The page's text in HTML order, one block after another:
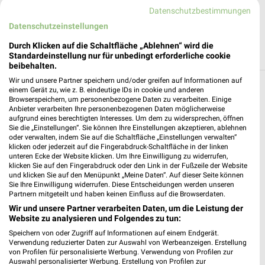
JETZT LADEN UND SPAREN!
Filialen in der Umgebung
3 Filialen
Blume 2000 Hamburg
Eppendorfer Landstraße 76
20249 Hamburg
Heute 08:00 - 20:00 Uhr | Geschlossen
0,69 km
Blume 2000 Hamburg
Hoheluftchaussee 85
Datenschutzbestimmungen
Datenschutzeinstellungen
Durch Klicken auf die Schaltfläche „Ablehnen“ wird die
Standardeinstellung nur für unbedingt erforderliche cookie
beibehalten.
Wir und unsere Partner speichern und/oder greifen auf Informationen auf
einem Gerät zu, wie z. B. eindeutige IDs in cookie und anderen
Browserspeichern, um personenbezogene Daten zu verarbeiten. Einige
Anbieter verarbeiten Ihre personenbezogenen Daten möglicherweise
aufgrund eines berechtigten Interesses. Um dem zu widersprechen, öffnen
Sie die „Einstellungen“. Sie können Ihre Einstellungen akzeptieren, ablehnen
oder verwalten, indem Sie auf die Schaltfläche „Einstellungen verwalten“
klicken oder jederzeit auf die Fingerabdruck-Schaltfläche in der linken
unteren Ecke der Website klicken. Um Ihre Einwilligung zu widerrufen,
klicken Sie auf den Fingerabdruck oder den Link in der Fußzeile der Website
und klicken Sie auf den Menüpunkt „Meine Daten“. Auf dieser Seite können
Sie Ihre Einwilligung widerrufen. Diese Entscheidungen werden unseren
Partnern mitgeteilt und haben keinen Einfluss auf die Browserdaten.
Wir und unsere Partner verarbeiten Daten, um die Leistung der
Website zu analysieren und Folgendes zu tun:
Speichern von oder Zugriff auf Informationen auf einem Endgerät.
Verwendung reduzierter Daten zur Auswahl von Werbeanzeigen. Erstellung
von Profilen für personalisierte Werbung. Verwendung von Profilen zur
Auswahl personalisierter Werbung. Erstellung von Profilen zur